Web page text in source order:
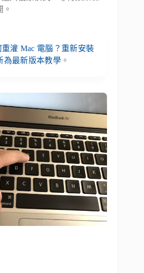
重灌 Mac 電腦？重新安裝
為最新版本教學 。